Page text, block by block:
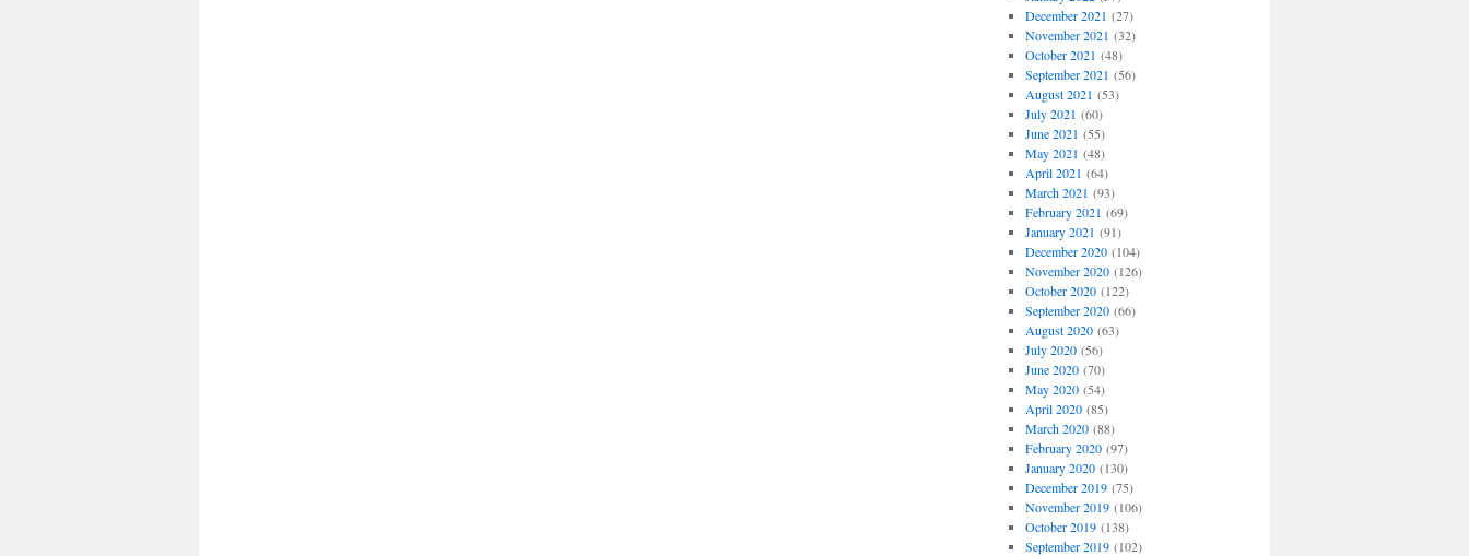
December 2021 (27)
November 2021 (32)
October 2021 (48)
September 2021 (56)
August 2021 (53)
July 2021 (60)
June 2021 (55)
May 2021 (48)
April 2021 (64)
March 2021 (93)
February 2021 (69)
January 2021 (91)
December 2020(104)
November 2020(126)
October 2020(122)
September 2020(66)
August 2020(63)
July 2020(56)
June 2020(70)
May 2020(54)
April 2020(85)
March 2020(88)
February 2020(97)
January 2020(130)
December 2019(75)
November 2019(106)
October 2019(138)
September 2019(102)